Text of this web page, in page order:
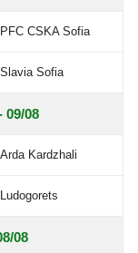
PFC CSKA Sofia
Slavia Sofia
09/08
Arda Kardzhali
Ludogorets
08